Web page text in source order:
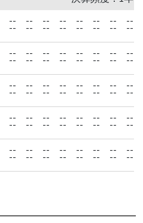
--
--
--
--
--
--
--
--
--
--
--
--
--
--
--
--
--
--
--
--
--
--
--
--
--
--
--
--
--
--
--
--
--
--
--
--
--
--
--
--
--
--
--
--
--
--
--
--
--
--
--
--
--
--
--
--
--
--
--
--
--
--
--
--
--
--
--
--
--
--
--
--
--
--
--
--
--
--
--
--